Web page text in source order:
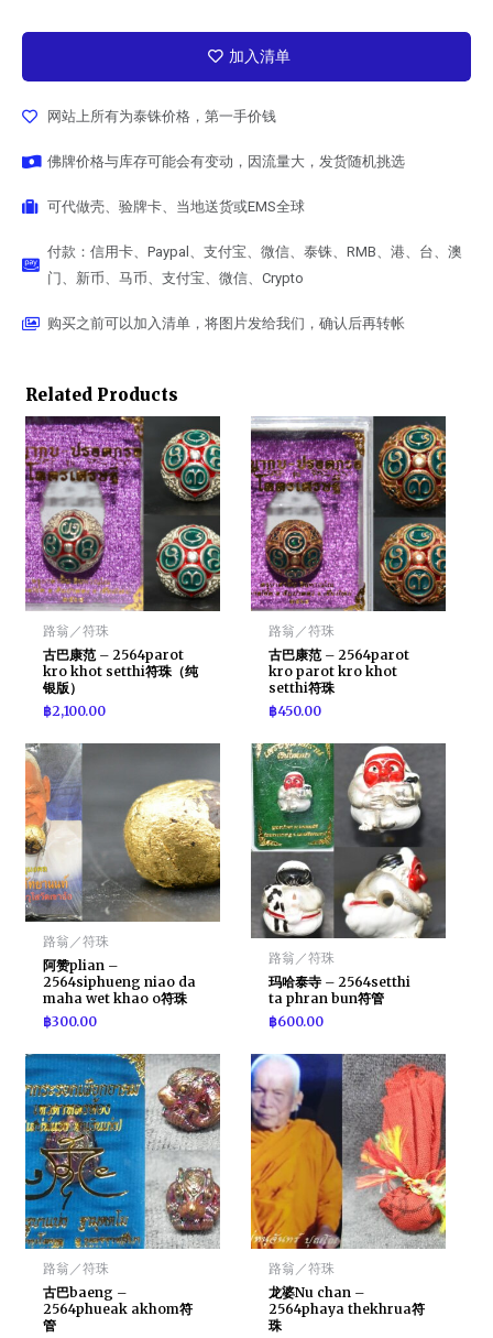
加入清单
网站上所有为泰铢价格，第一手价钱
佛牌价格与库存可能会有变动，因流量大，发货随机挑选
可代做壳、验牌卡、当地送货或EMS全球
付款：信用卡、Paypal、支付宝、微信、泰铢、RMB、港、台、澳
门、新币、马币、支付宝、微信、Crypto
购买之前可以加入清单，将图片发给我们，确认后再转帐
Related Products
路翁／符珠
古巴康范 – 2564parot
kro khot setthi符珠（纯
银版）
฿2,100.00
路翁／符珠
古巴康范 – 2564parot
kro parot kro khot
setthi符珠
฿450.00
路翁／符珠
阿赞plian –
2564siphueng niao da
maha wet khao o符珠
฿300.00
路翁／符珠
玛哈泰寺 – 2564setthi
ta phran bun符管
฿600.00
路翁／符珠
古巴baeng –
2564phueak akhom符
管
路翁／符珠
龙婆Nu chan –
2564phaya thekhrua符
珠